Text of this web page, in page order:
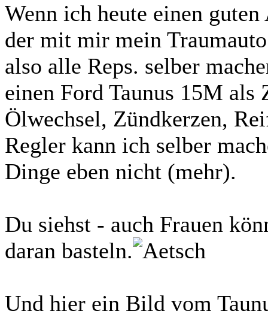
Wenn ich heute einen
der mit mir mein
also alle Reps. selber
einen Ford Taunus 15M
Ölwechsel, Zündkerzen,
Regler kann ich selber
Dinge eben nicht (mehr).
Du siehst - auch Frauen
daran basteln.
Und hier ein Bild vom